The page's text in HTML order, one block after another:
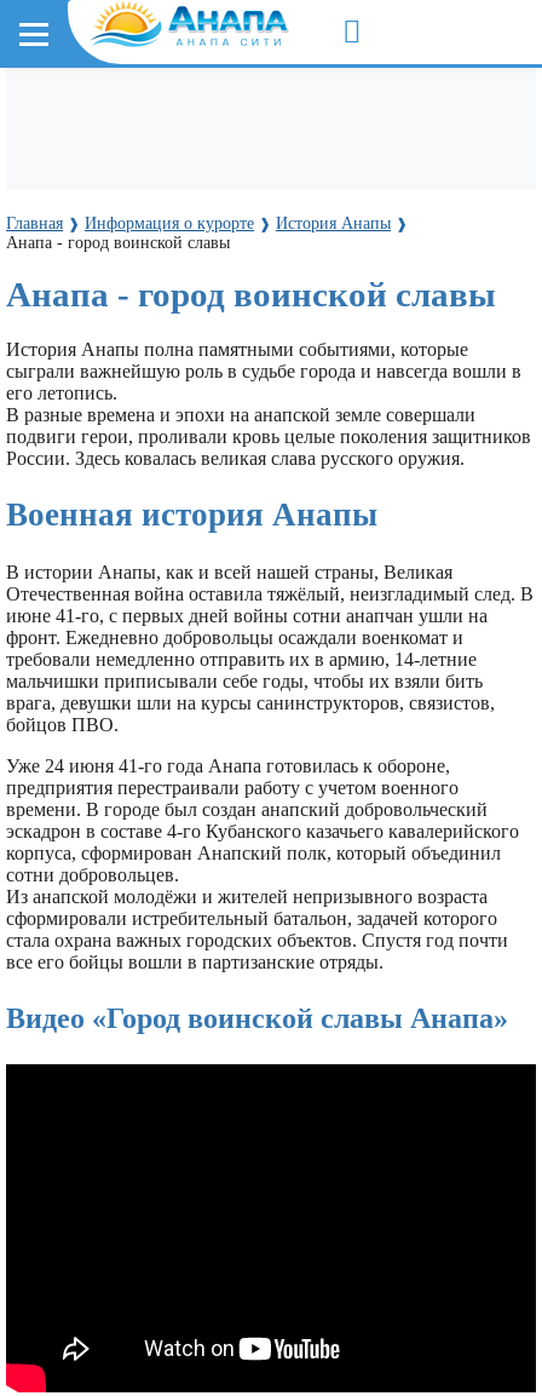
Главная ❱ Информация о курорте ❱ История Анапы ❱
Анапа - город воинской славы
Анапа - город воинской славы
История Анапы полна памятными событиями, которые
сыграли важнейшую роль в судьбе города и навсегда вошли в
его летопись.
В разные времена и эпохи на анапской земле совершали
подвиги герои, проливали кровь целые поколения защитников
России. Здесь ковалась великая слава русского оружия.
Военная история Анапы
В истории Анапы, как и всей нашей страны, Великая
Отечественная война оставила тяжёлый, неизгладимый след. В
июне 41-го, с первых дней войны сотни анапчан ушли на
фронт. Ежедневно добровольцы осаждали военкомат и
требовали немедленно отправить их в армию, 14-летние
мальчишки приписывали себе годы, чтобы их взяли бить
врага, девушки шли на курсы санинструкторов, связистов,
бойцов ПВО.
Уже 24 июня 41-го года Анапа готовилась к обороне,
предприятия перестраивали работу с учетом военного
времени. В городе был создан анапский добровольческий
эскадрон в составе 4-го Кубанского казачьего кавалерийского
корпуса, сформирован Анапский полк, который объединил
сотни добровольцев.
Из анапской молодёжи и жителей непризывного возраста
сформировали истребительный батальон, задачей которого
стала охрана важных городских объектов. Спустя год почти
все его бойцы вошли в партизанские отряды.
Видео «Город воинской славы Анапа»